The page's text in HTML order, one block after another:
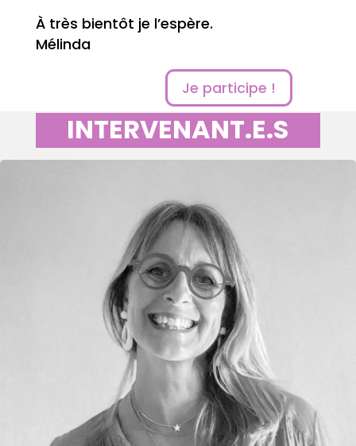
À très bientôt je l’espère.
Mélinda
Je participe !
INTERVENANT.E.S